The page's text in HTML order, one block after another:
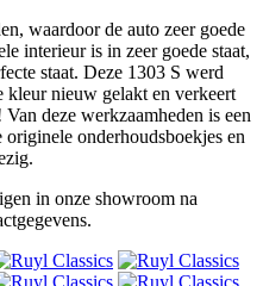
waardoor de auto zeer goede
interieur is in zeer goede staat,
staat. Deze 1303 S werd
nieuw gelakt en verkeert
deze werkzaamheden is een
onderhoudsboekjes en
in onze showroom na